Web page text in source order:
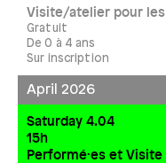
Visite/atelier pour
Gratuit
De 0 à 4 ans
Sur inscription
April 2026
Saturday 4.04
15h
Performé·es et